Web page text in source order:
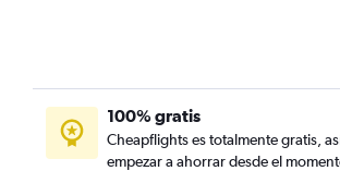
100% gratis
Cheapflights es totalmente gratis,
empezar a ahorrar desde el